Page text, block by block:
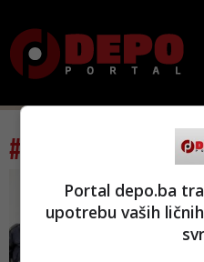
#tag: kemal trnčić
Portal depo.ba
upotrebu vaših